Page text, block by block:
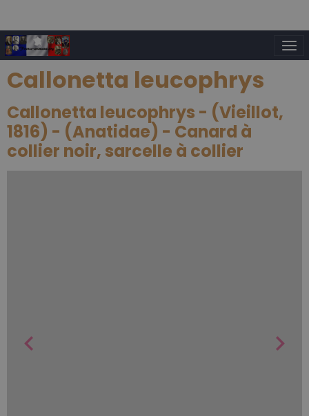
Callonetta leucophrys
Callonetta leucophrys - (Vieillot,
1816) - (Anatidae) - Canard à
collier noir, sarcelle à collier